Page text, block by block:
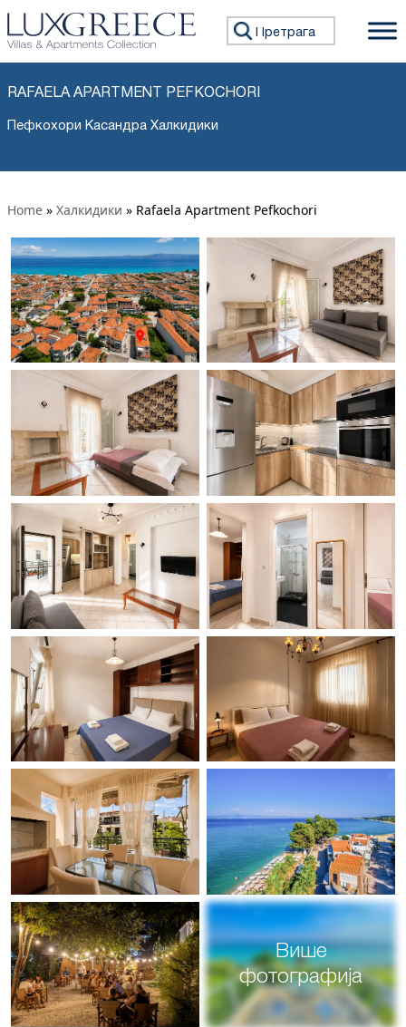
Претражи:
RAFAELA APARTMENT PEFKOCHORI
Пефкохори Касандра Халкидики
Home » Халкидики » Rafaela Apartment Pefkochori
Више
фотографија